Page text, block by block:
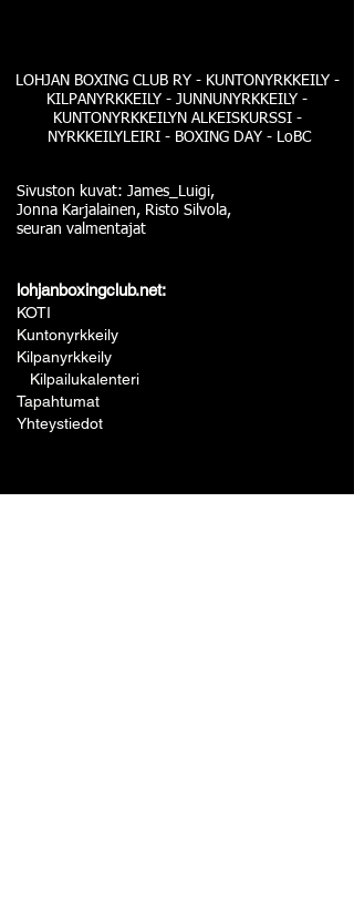
LOHJAN BOXING CLUB RY - KUNTONYRKKEILY -
KILPANYRKKEILY - JUNNUNYRKKEILY -
KUNTONYRKKEILYN ALKEISKURSSI -
NYRKKEILYLEIRI - BOXING DAY - LoBC
Sivuston kuvat: James_Luigi,
Jonna Karjalainen, Risto Silvola,
seuran valmentajat
lohjanboxingclub.net:
KOTI
Kuntonyrkkeily
Kilpanyrkkeily
Kilpailukalenteri
Tapahtumat
Yhteystiedot